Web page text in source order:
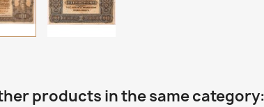
products in the same category: